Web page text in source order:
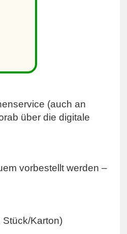
(auch an
über die digitale
vorbestellt werden –
Stück/Karton)